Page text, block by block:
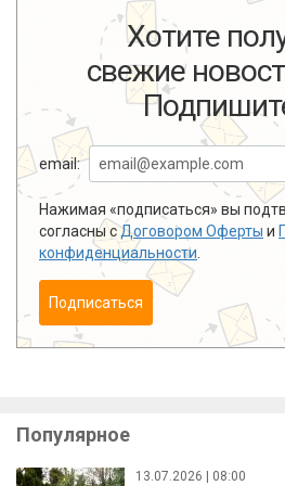
Хотите
свежие
email:
Нажимая «подписаться» вы
согласны сДоговором Оферты и
конфиденциальности
Подписаться
Популярное
13.07.2026 | 08:00